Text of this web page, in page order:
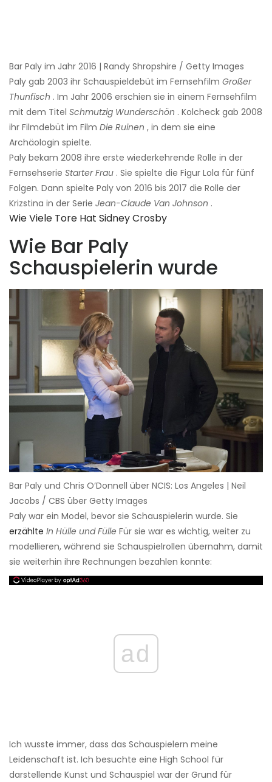
Bar Paly im Jahr 2016 | Randy Shropshire / Getty Images
Paly gab 2003 ihr Schauspieldebüt im Fernsehfilm Großer
Thunfisch . Im Jahr 2006 erschien sie in einem Fernsehfilm
mit dem Titel Schmutzig Wunderschön . Kolcheck gab 2008
ihr Filmdebüt im Film Die Ruinen , in dem sie eine
Archäologin spielte.
Paly bekam 2008 ihre erste wiederkehrende Rolle in der
Fernsehserie Starter Frau . Sie spielte die Figur Lola für fünf
Folgen. Dann spielte Paly von 2016 bis 2017 die Rolle der
Krizstina in der Serie Jean-Claude Van Johnson .
Wie Viele Tore Hat Sidney Crosby
Wie Bar Paly
Schauspielerin wurde
Bar Paly und Chris O’Donnell über NCIS: Los Angeles | Neil
Jacobs / CBS über Getty Images
Paly war ein Model, bevor sie Schauspielerin wurde. Sie
erzählte In Hülle und Fülle Für sie war es wichtig, weiter zu
modellieren, während sie Schauspielrollen übernahm, damit
sie weiterhin ihre Rechnungen bezahlen konnte:
ad
Ich wusste immer, dass das Schauspielern meine
Leidenschaft ist. Ich besuchte eine High School für
darstellende Kunst und Schauspiel war der Grund für